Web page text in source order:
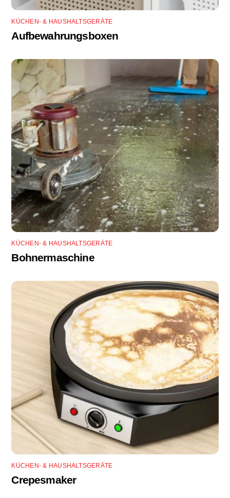
KÜCHEN- & HAUSHALTSGERÄTE
Aufbewahrungsboxen
KÜCHEN- & HAUSHALTSGERÄTE
Bohnermaschine
KÜCHEN- & HAUSHALTSGERÄTE
Crepesmaker